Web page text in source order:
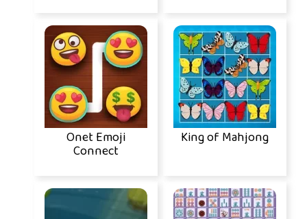
Onet Emoji
Connect
King of Mahjong